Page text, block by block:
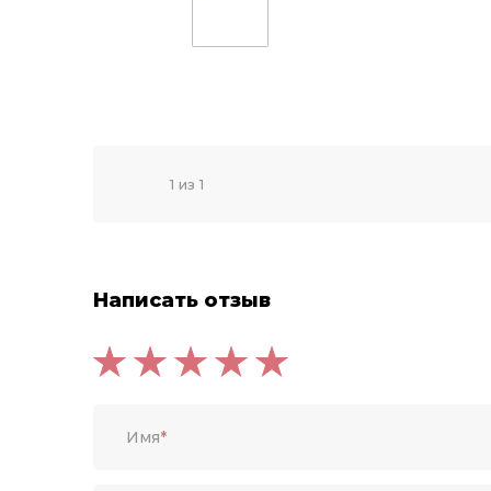
1 из 1
Написать отзыв
Имя*